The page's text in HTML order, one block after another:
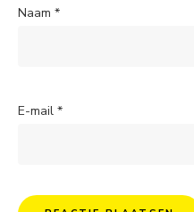
Naam *
E-mail *